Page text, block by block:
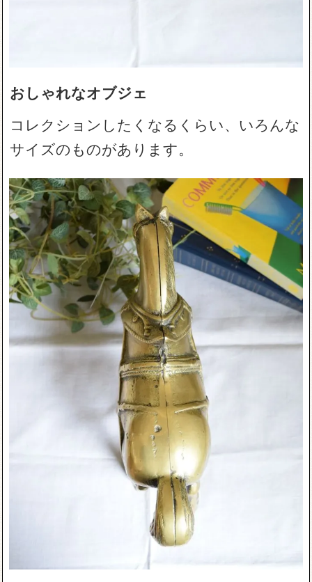
おしゃれなオブジェ
コレクションしたくなるくらい、いろんな
サイズのものがあります。